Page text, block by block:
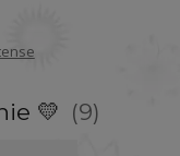
💛 9